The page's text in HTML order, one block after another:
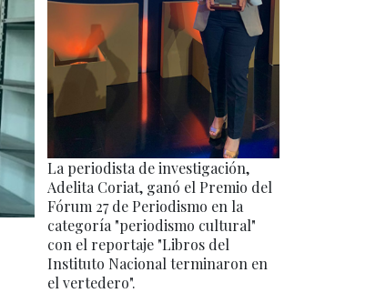
La periodista de investigación,
Adelita Coriat, ganó el Premio del
Fórum 27 de Periodismo en la
categoría "periodismo cultural"
con el reportaje "Libros del
Instituto Nacional terminaron en
el vertedero".